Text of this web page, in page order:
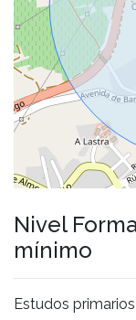
Nivel
mínimo
Estudos